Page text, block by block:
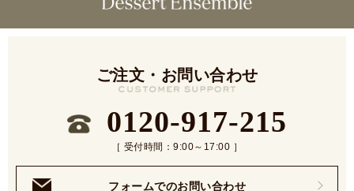
ご注文・お問い合わせ
0120-917-215
［ 受付時間：9:00～17:00 ］
フォームでのお問い合わせ